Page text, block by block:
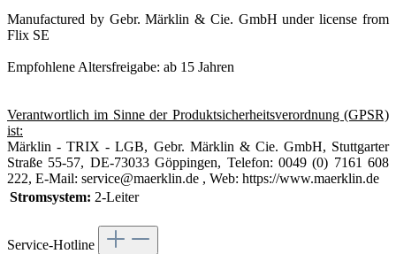
Manufactured by Gebr. Märklin & Cie. GmbH under license from
Flix SE
Empfohlene Altersfreigabe: ab 15 Jahren
Verantwortlich im Sinne der Produktsicherheitsverordnung (GPSR)
ist:
Märklin - TRIX - LGB, Gebr. Märklin & Cie. GmbH, Stuttgarter
Straße 55-57, DE-73033 Göppingen, Telefon: 0049 (0) 7161 608
222, E-Mail: service@maerklin.de , Web: https://www.maerklin.de
Stromsystem: 2-Leiter
Service-Hotline